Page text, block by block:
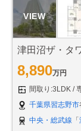
津田沼ザ・タ
8,890万円
間取り:3LDK
千葉県習志野市
中央・総武線 「